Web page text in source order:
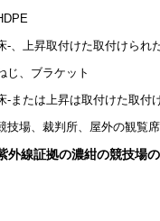
-、上昇取付けた取付けられ
じ、ブラケット
-または上昇は取付けた取付
技場、裁判所、屋外の観覧席
外線証拠の濃紺の競技場